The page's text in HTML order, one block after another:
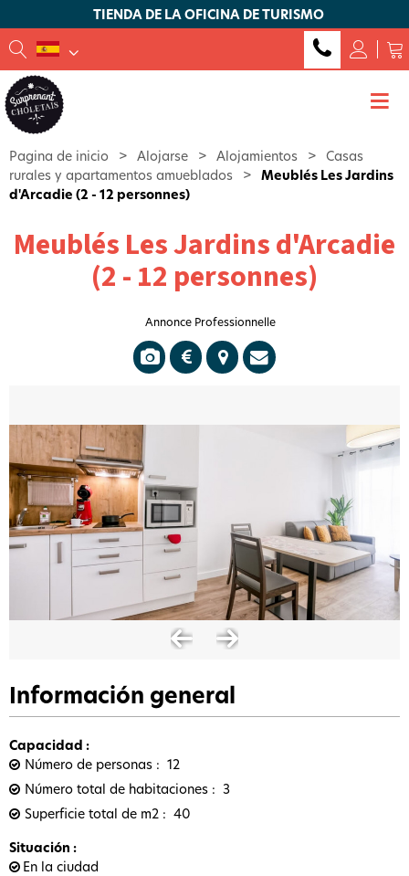
TIENDA DE LA OFICINA DE TURISMO
Pagina de inicio > Alojarse > Alojamientos > Casas
rurales y apartamentos amueblados
> Meublés Les Jardins
d'Arcadie (2 - 12 personnes)
Meublés Les Jardins d'Arcadie
(2 - 12 personnes)
Annonce Professionnelle
Información general
Capacidad :
Número de personas
12
Número total de habitaciones
3
Superficie total de m2
40
Situación :
En la ciudad